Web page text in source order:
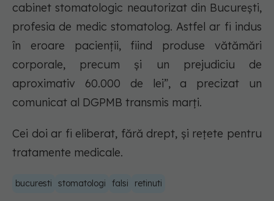
cabinet stomatologic neautorizat din București,
profesia de medic stomatolog. Astfel ar fi indus
în eroare pacienții, fiind produse vătămări
corporale, precum și un prejudiciu de
aproximativ 60.000 de lei”, a precizat un
comunicat al DGPMB transmis marți.
Cei doi ar fi eliberat, fără drept, și rețete pentru
tratamente medicale.
bucuresti stomatologi falsi retinuti